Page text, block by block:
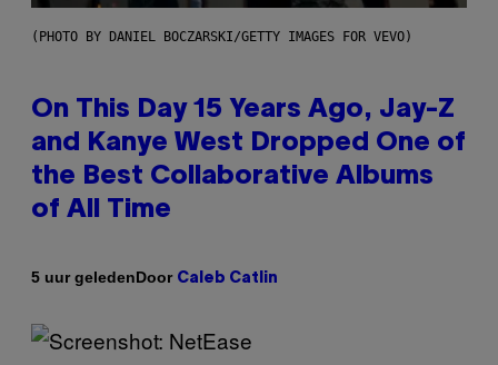
(PHOTO BY DANIEL BOCZARSKI/GETTY IMAGES FOR VEVO)
On This Day 15 Years Ago, Jay-Z
and Kanye West Dropped One of
the Best Collaborative Albums
of All Time
5 uur geledenDoor Caleb Catlin